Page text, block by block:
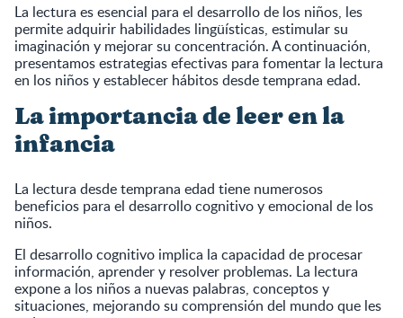
La lectura es esencial para el desarrollo de los niños, les
permite adquirir habilidades lingüísticas, estimular su
imaginación y mejorar su concentración. A continuación,
presentamos estrategias efectivas para fomentar la lectura
en los niños y establecer hábitos desde temprana edad.
La importancia de leer en la
infancia
La lectura desde temprana edad tiene numerosos
beneficios para el desarrollo cognitivo y emocional de los
niños.
El desarrollo cognitivo implica la capacidad de procesar
información, aprender y resolver problemas. La lectura
expone a los niños a nuevas palabras, conceptos y
situaciones, mejorando su comprensión del mundo que les